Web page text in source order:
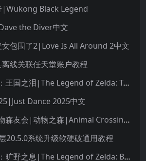
|Wukong Black Legend
the Diver中文
女包围了2|Love Is All Around 2中文
线关联任天堂账户教程
塞尔达传说：王国之泪|The Legend of Zelda: Tears of the Kingdom中文
Dance 2025中文
集合啦！动物森友会|动物之森|Animal Crossing: New Horizons中文
20.5.0系统升级软硬破通用教程
塞尔达传说：旷野之息|The Legend of Zelda: Breath of the Wild中文